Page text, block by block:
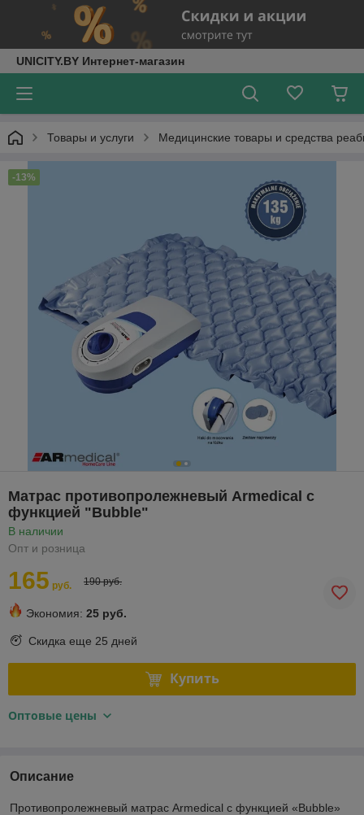
UNICITY.BY Интернет-магазин
Товары и услуги Медицинские товары и средства
-13%
Матрас противопролежневый Armedical с
функцией "Bubble"
В наличии
Опт и розница
165 руб. 190 руб.
Экономия: 25 руб.
Скидка еще 25 дней
Купить
Оптовые цены
Описание
Противопролежневый матрас Armedical с функцией «Bubble»